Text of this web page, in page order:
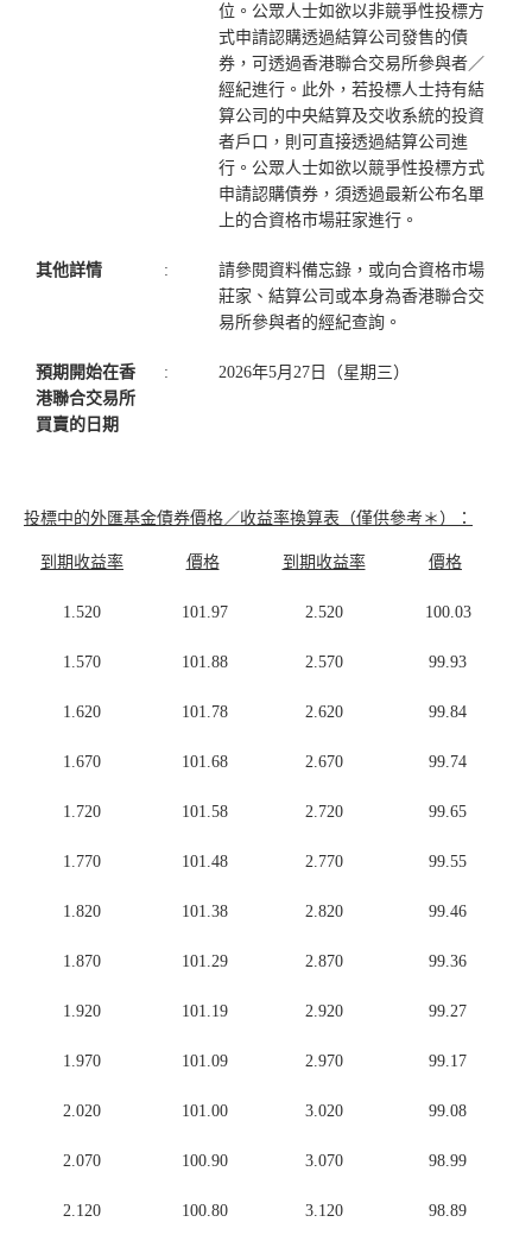
位。公眾人士如欲以非競爭性投標方
式申請認購透過結算公司發售的債
券，可透過香港聯合交易所參與者／
經紀進行。此外，若投標人士持有結
算公司的中央結算及交收系統的投資
者戶口，則可直接透過結算公司進
行。公眾人士如欲以競爭性投標方式
申請認購債券，須透過最新公布名單
上的合資格市場莊家進行。
其他詳情 :
請參閱資料備忘錄，或向合資格市場
莊家、結算公司或本身為香港聯合交
易所參與者的經紀查詢。
預期開始在香
港聯合交易所
買賣的日期
: 2026年5月27日（星期三）
投標中的外匯基金債券價格／收益率換算表（僅供參考＊）：
到期收益率 價格 到期收益率 價格
1.520 101.97 2.520 100.03
1.570 101.88 2.570 99.93
1.620 101.78 2.620 99.84
1.670 101.68 2.670 99.74
1.720 101.58 2.720 99.65
1.770 101.48 2.770 99.55
1.820 101.38 2.820 99.46
1.870 101.29 2.870 99.36
1.920 101.19 2.920 99.27
1.970 101.09 2.970 99.17
2.020 101.00 3.020 99.08
2.070 100.90 3.070 98.99
2.120 100.80 3.120 98.89